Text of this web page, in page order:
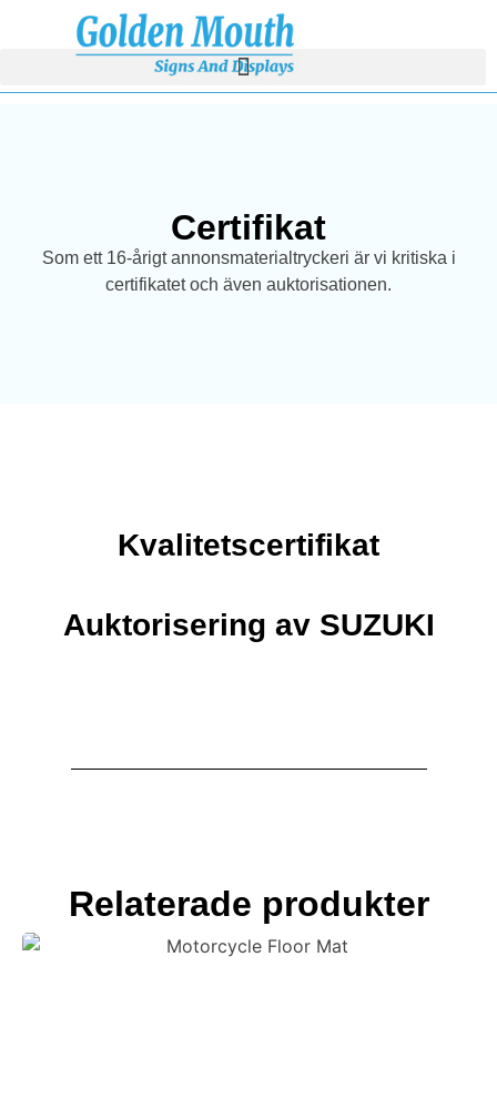
Certifikat
Som ett 16-årigt annonsmaterialtryckeri är vi kritiska i
certifikatet och även auktorisationen.
Kvalitetscertifikat
Auktorisering av SUZUKI
Relaterade produkter